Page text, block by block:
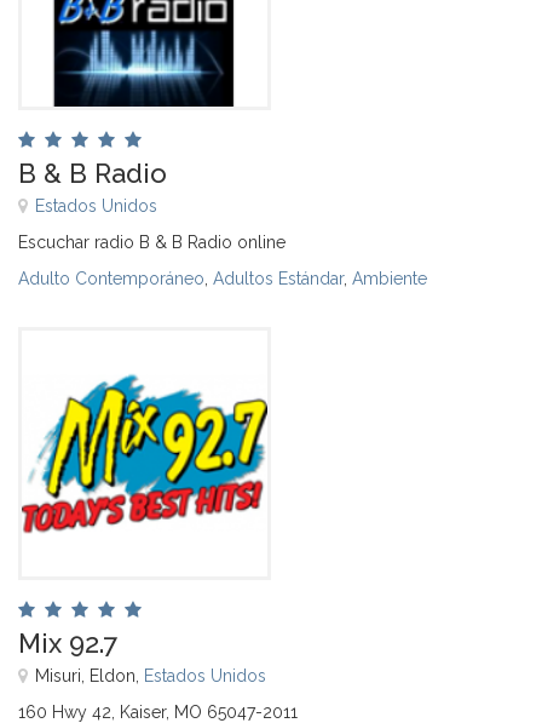
B & B Radio
Estados Unidos
Escuchar radio B & B Radio online
Adulto Contemporáneo Adultos Estándar, Ambiente
Mix 92.7
Misuri, Eldon, Estados Unidos
160 Hwy 42, Kaiser, MO 65047-2011